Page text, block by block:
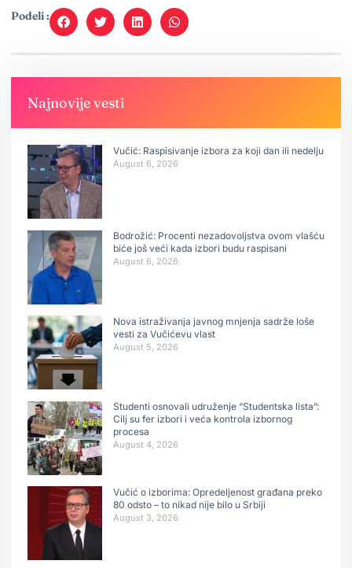
Podeli :
Najnovije vesti
Vučić: Raspisivanje izbora za koji dan ili nedelju
August 6, 2026
Bodrožić: Procenti nezadovoljstva ovom vlašću
biće još veći kada izbori budu raspisani
August 6, 2026
Nova istraživanja javnog mnjenja sadrže loše
vesti za Vučićevu vlast
August 5, 2026
Studenti osnovali udruženje “Studentska lista”:
Cilj su fer izbori i veća kontrola izbornog
procesa
August 4, 2026
Vučić o izborima: Opredeljenost građana preko
80 odsto – to nikad nije bilo u Srbiji
August 3, 2026